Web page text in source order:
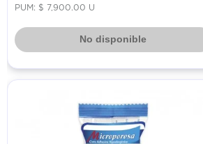
PUM: $ 7,900.00 U
No disponible